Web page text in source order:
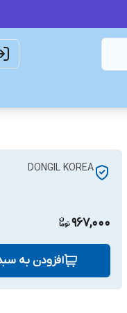
DONGIL KOREA
967,000
افزودن به